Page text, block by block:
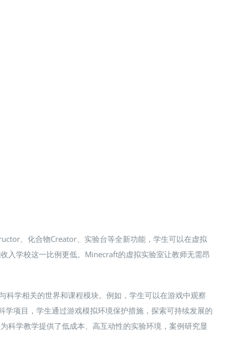
、化合物Creator、实验台等全新功能，学生可以在虚拟
入学校这一比例更低​。Minecraft的虚拟实验室让教师无需昂
科学相关的世界和课程模块。例如，学生可以在游戏中观察
项目，学生通过游戏模拟环境保护措施，探索可持续发展的
学教学提供了低成本、高互动性的实验环境，案例研究显